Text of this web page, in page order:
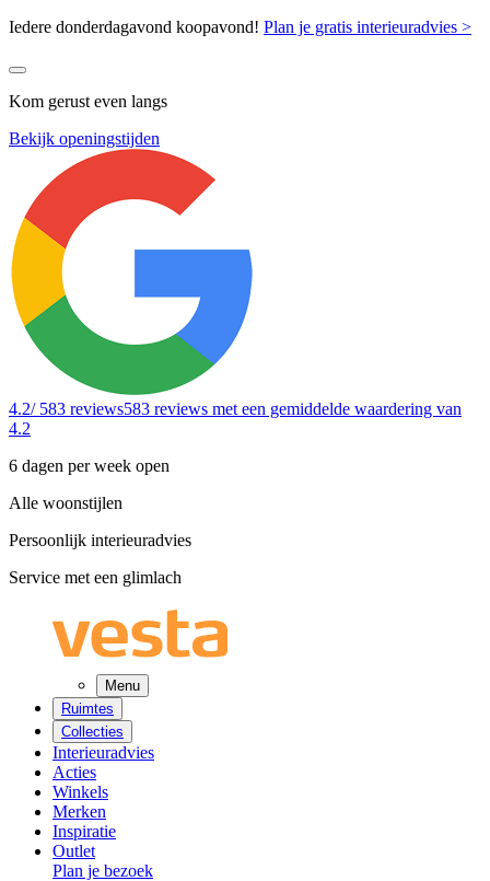
Iedere donderdagavond koopavond! Plan je gratis interieuradvies >
Kom gerust even langs
Bekijk openingstijden
4.2/ 583 reviews583 reviews met een gemiddelde waardering van
4.2
6 dagen per week open
Alle woonstijlen
Persoonlijk interieuradvies
Service met een glimlach
Menu
Ruimtes
Collecties
Interieuradvies
Acties
Winkels
Merken
Inspiratie
Outlet
Plan je bezoek